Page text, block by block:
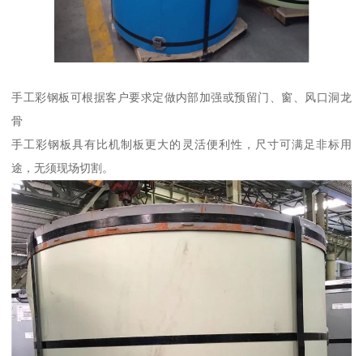
手工彩钢板可根据客户要求定做内部加强或预留门、窗、风口洞龙
骨
手工彩钢板具有比机制板更大的灵活便利性，尺寸可满足非标用
途，无须现场切割。